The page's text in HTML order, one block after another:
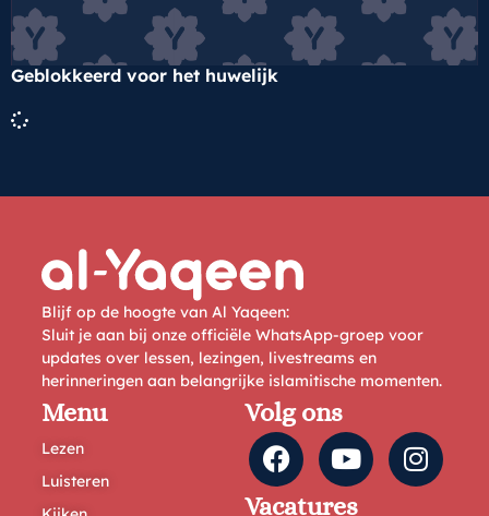
Geblokkeerd voor het huwelijk
Blijf op de hoogte van Al Yaqeen:
Sluit je aan bij onze officiële WhatsApp-groep voor
updates over lessen, lezingen, livestreams en
herinneringen aan belangrijke islamitische momenten.
Menu
Lezen
Luisteren
Volg ons
Vacatures